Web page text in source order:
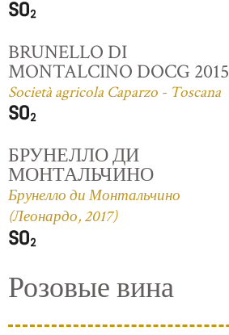
BRUNELLO DI
MONTALCINO DOCG 2015
Società agricola Caparzo - Toscana
БРУНЕЛЛО ДИ
МОНТАЛЬЧИНО
Брунелло ди Монтальчино
(Леонардо, 2017)
Розовые вина